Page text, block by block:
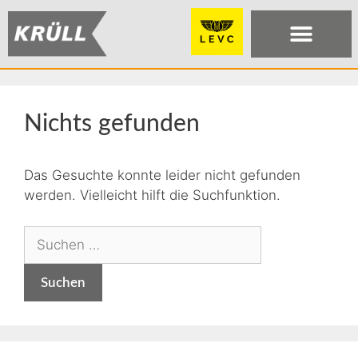
Nichts gefunden
Das Gesuchte konnte leider nicht gefunden
werden. Vielleicht hilft die Suchfunktion.